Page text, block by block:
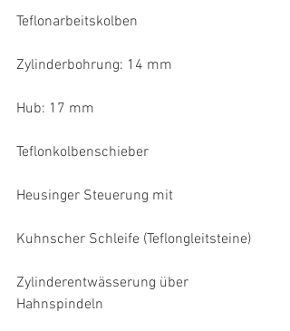
Teflonarbeitskolben
Zylinderbohrung: 14 mm
Hub: 17 mm
Teflonkolbenschieber
Heusinger Steuerung mit
Kuhnscher Schleife (Teflongleitsteine)
Zylinderentwässerung über
Hahnspindeln